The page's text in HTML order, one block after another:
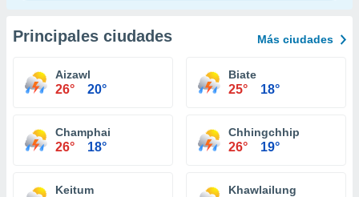
Principales ciudades Más ciudades
Aizawl
26° 20°
Biate
25° 18°
Champhai
26° 18°
Chhingchhip
26° 19°
Keitum Khawlailung